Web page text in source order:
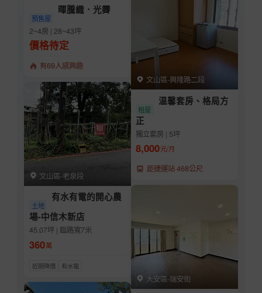
預售屋
暉騰織．光霽
2~4房 | 28~43坪
價格待定
有69人感興趣
文山區-老泉段
土地
有水有電的開心農
場-中信木新店
45.07坪 | 臨路寬7米
360萬
近期降價 有水電
文山區-興隆路二段
租屋
温馨套房、格局方
正
獨立套房 | 5坪
8,000元/月
距捷運站 468公尺
大安區-瑞安街